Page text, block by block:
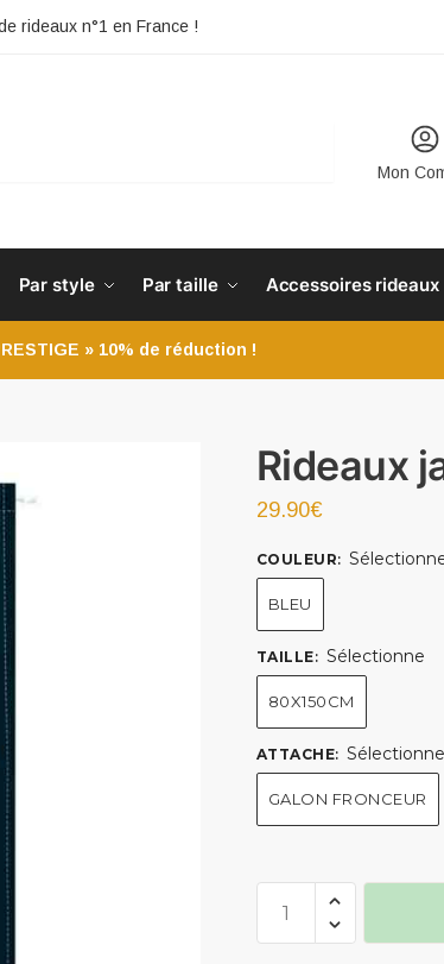
rideaux n°1 en France !
Mon
Par style Par taille Accessoires rideaux
» 10% de réduction !
Rideaux
29.90€
COULEUR:
BLEU
TAILLE: Sélectionne
80X150CM
ATTACHE: Sélectionne
GALON FRONCEUR